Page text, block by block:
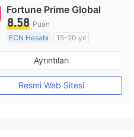
Fortune Prime Global
8.58 Puan
ECN Hesabı
15-20 yıl
Düzenleyici Ülke/Bölge: Avustralya
Pazar Yapıcılık (MM)
MT4 Tam Lisans
Ayrıntıları
Resmi Web Sitesi